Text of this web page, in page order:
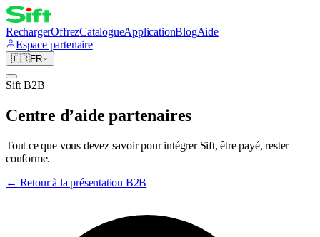
RechargerOffrezCatalogueApplicationBlogAide
Espace partenaire
🇫🇷FR
Sift B2B
Centre d’aide partenaires
Tout ce que vous devez savoir pour intégrer Sift, être payé, rester
conforme.
← Retour à la présentation B2B